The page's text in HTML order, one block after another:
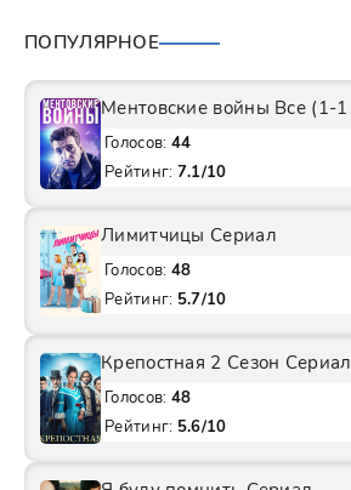
ПОПУЛЯРНОЕ
Голосов: 44
Рейтинг: 7.1/10
Лимитчицы Сериал
Голосов: 48
Рейтинг: 5.7/10
Крепостная 2 Сезон Сериал
Голосов: 48
Рейтинг: 5.6/10